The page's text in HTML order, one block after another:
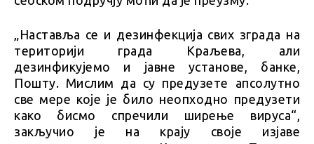
„Наставља се и дезинфекција свих зграда на
територији града Краљева, али
дезинфикујемо и јавне установе, банке,
Пошту. Мислим да су предузете апсолутно
све мере које је било неопходно предузети
како бисмо спречили ширење вируса“,
закључио је на крају своје изјаве